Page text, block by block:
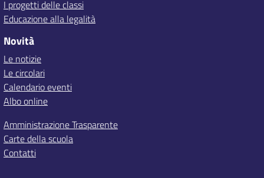
I progetti delle classi
Educazione alla legalità
Novità
Le notizie
Le circolari
Calendario eventi
Albo online
Amministrazione Trasparente
Carte della scuola
Contatti